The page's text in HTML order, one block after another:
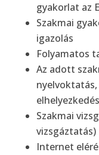
gyakorlat az
Szakmai
igazolás
Folyamatos
Az adott
Szakmai
vizsgáztatás)
Internet